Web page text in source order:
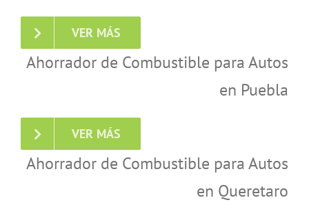
VER MÁS
Ahorrador de Combustible para Autos
en Puebla
VER MÁS
Ahorrador de Combustible para Autos
en Queretaro